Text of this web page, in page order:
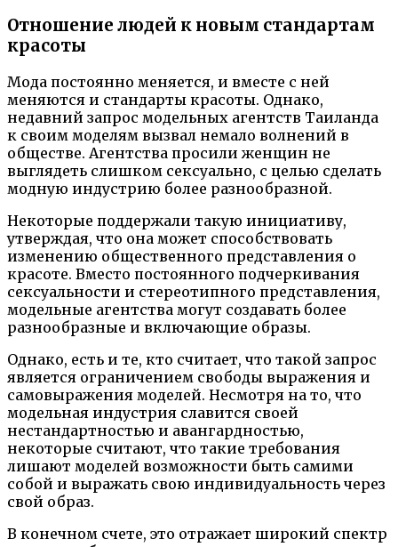
Отношение людей к новым стандартам
красоты
Мода постоянно меняется, и вместе с ней
меняются и стандарты красоты. Однако,
недавний запрос модельных агентств Таиланда
к своим моделям вызвал немало волнений в
обществе. Агентства просили женщин не
выглядеть слишком сексуально, с целью сделать
модную индустрию более разнообразной.
Некоторые поддержали такую инициативу,
утверждая, что она может способствовать
изменению общественного представления о
красоте. Вместо постоянного подчеркивания
сексуальности и стереотипного представления,
модельные агентства могут создавать более
разнообразные и включающие образы.
Однако, есть и те, кто считает, что такой запрос
является ограничением свободы выражения и
самовыражения моделей. Несмотря на то, что
модельная индустрия славится своей
нестандартностью и авангардностью,
некоторые считают, что такие требования
лишают моделей возможности быть самими
собой и выражать свою индивидуальность через
свой образ.
В конечном счете, это отражает широкий спектр